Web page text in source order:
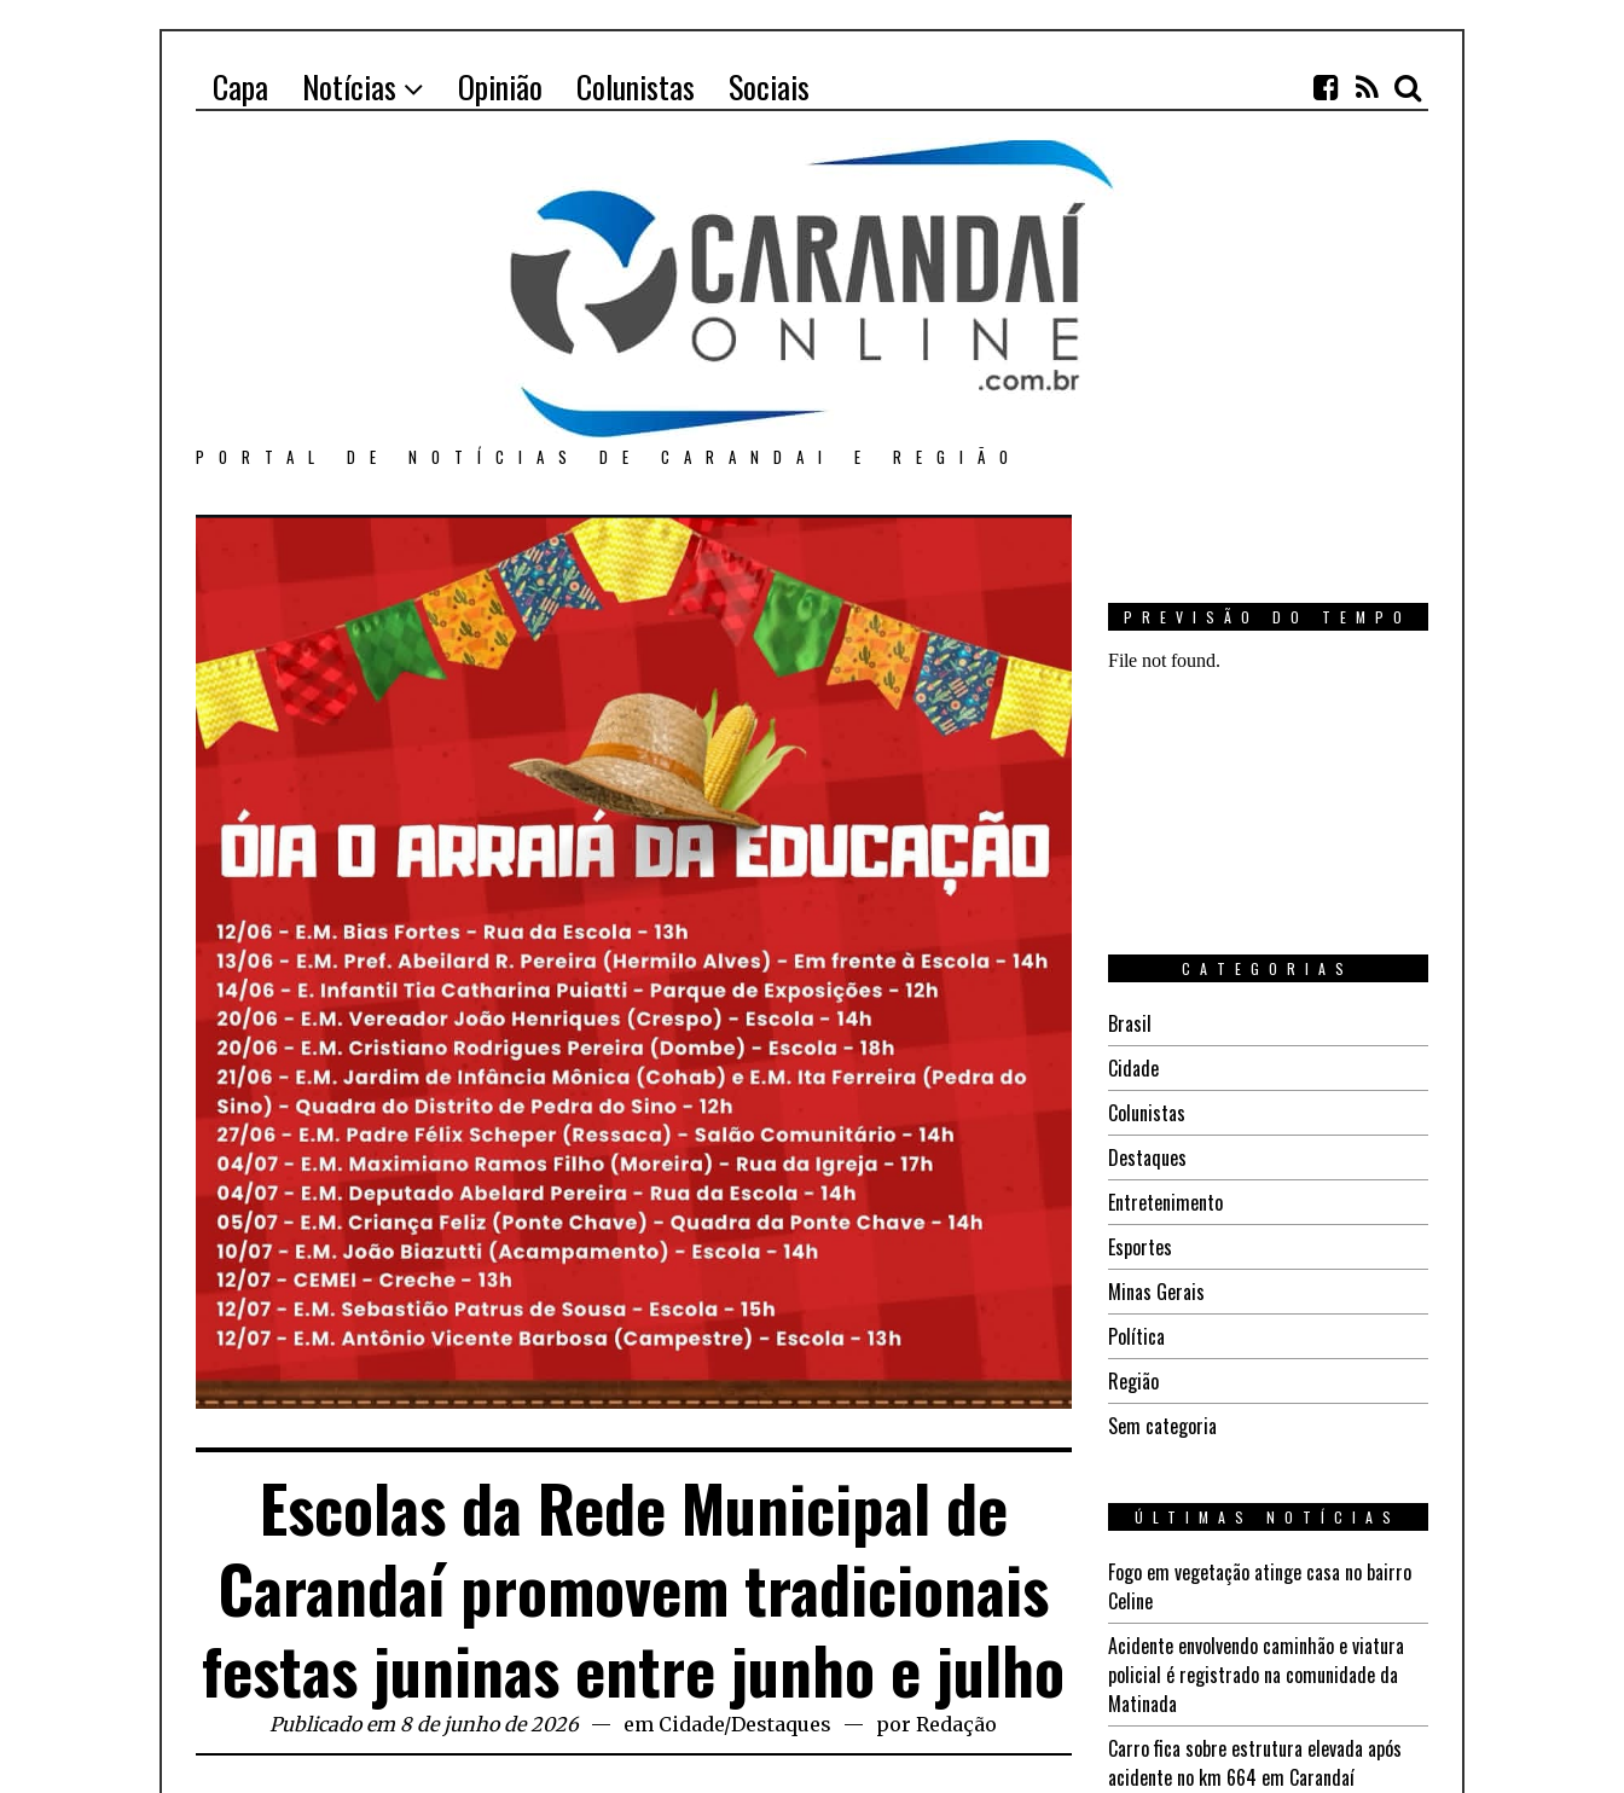
Capa Notícias Opinião Colunistas Sociais
PORTAL DE NOTÍCIAS DE CARANDAI E REGIÃO
Escolas da Rede Municipal de
Carandaí promovem tradicionais
festas juninas entre junho e julho
Publicado em 8 de junho de 2026 em Cidade/Destaques porRedação
PREVISÃO DO TEMPO
CATEGORIAS
Brasil
Cidade
Colunistas
Destaques
Entretenimento
Esportes
Minas Gerais
Política
Região
Sem categoria
ÚLTIMAS NOTÍCIAS
Fogo em vegetação atinge casa no bairro
Celine
Acidente envolvendo caminhão e viatura
policial é registrado na comunidade da
Matinada
Carro fica sobre estrutura elevada após
acidente no km 664 em Carandaí